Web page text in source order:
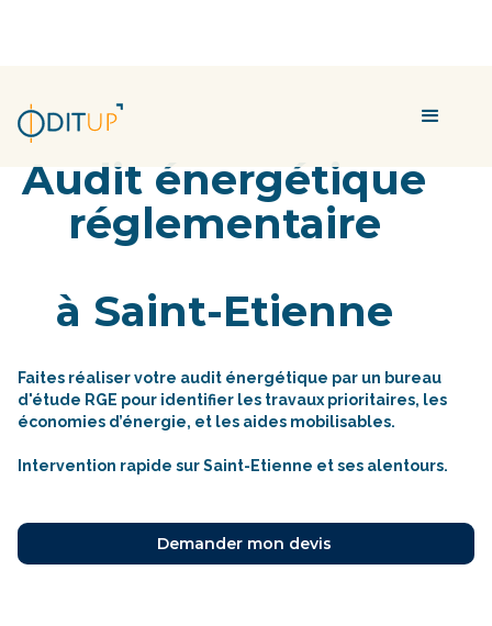
Audit énergétique
réglementaire
à Saint-Etienne
Faites réaliser votre audit énergétique par un bureau
d'étude RGE pour identifier les travaux prioritaires, les
économies d’énergie, et les aides mobilisables.
Intervention rapide sur Saint-Etienne et ses alentours.